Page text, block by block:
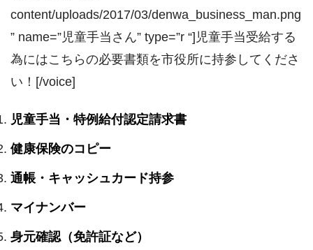
content/uploads/2017/03/denwa_business_man.png
” name=”児童手当さん” type=”r “]児童手当受給する
為にはこちらの必要書類を市役所に持参してくださ
い！[/voice]
児童手当・特例給付認定請求書
健康保険のコピー
通帳・キャッシュカード持参
マイナンバー
身元確認（免許証など）